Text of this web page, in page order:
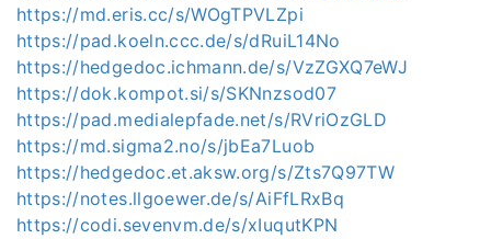
https://md.eris.cc/s/WOgTPVLZpi
https://pad.koeln.ccc.de/s/dRuiL14No
https://hedgedoc.ichmann.de/s/VzZGXQ7eWJ
https://dok.kompot.si/s/SKNnzsod07
https://pad.medialepfade.net/s/RVriOzGLD
https://md.sigma2.no/s/jbEa7Luob
https://hedgedoc.et.aksw.org/s/Zts7Q97TW
https://notes.llgoewer.de/s/AiFfLRxBq
https://codi.sevenvm.de/s/xIuqutKPN